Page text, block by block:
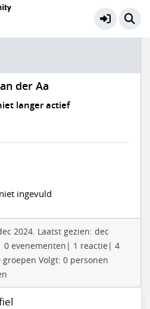
der Aa
langer actief
ingevuld
2024. Laatst gezien: dec
0 evenementen| 1 reactie| 4
Volgt: 0 personen